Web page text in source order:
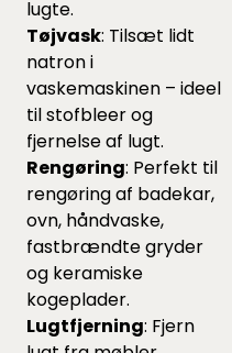
lugte.
Tøjvask: Tilsæt lidt
natron i
vaskemaskinen – ideel
til stofbleer og
fjernelse af lugt.
Rengøring: Perfekt til
rengøring af badekar,
ovn, håndvaske,
fastbrændte gryder
og keramiske
kogeplader.
Lugtfjerning: Fjern